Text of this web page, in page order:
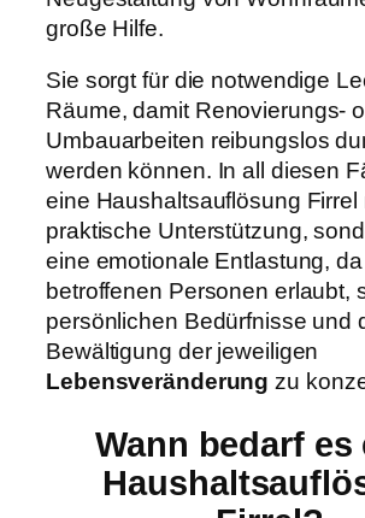
große Hilfe.
Sie sorgt für die notwendige
Räume, damit Renovierungs-
Umbauarbeiten reibungslos
werden können. In all diesen
eine Haushaltsauflösung Firrel
praktische Unterstützung,
eine emotionale Entlastung,
betroffenen Personen erlaubt,
persönlichen Bedürfnisse und
Bewältigung der jeweiligen
Lebensveränderung zu
Wann bedarf es